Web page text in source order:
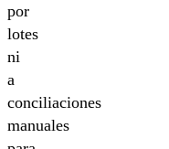
por
lotes
ni
a
conciliaciones
manuales